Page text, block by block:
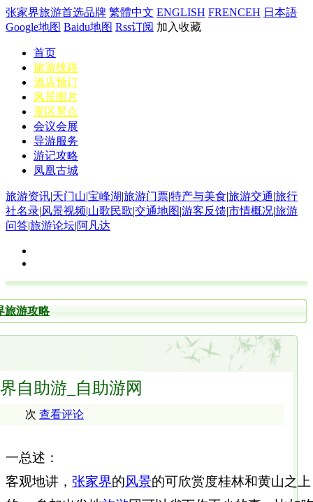
张家界旅游首选品牌 繁體中文 ENGLISH FRENCEH 日本語
Google地图 Baidu地图 Rss订阅 加入收藏
首页
旅游线路
酒店预订
风景图片
景区景点
会议会展
导游服务
游记攻略
凤凰古城
旅游资讯|天门山|宝峰湖|旅游门票|特产与美食|旅游交通|旅行
社名录|风景视频|山歌民歌|交通地图|游客反馈|市情概况|旅游
问答|旅游论坛|阿凡达
旅游攻略
自助游_自助游网
次 查看评论
一总述：
客观地讲， 张家界的风景的可欣赏度桂林和黄山之